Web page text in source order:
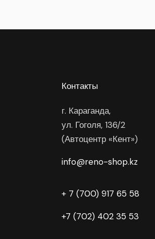
Контакты
г. Караганда,
ул. Гоголя, 136/2
(Автоцентр «Кент»)
info@reno-shop.kz
+ 7 (700) 917 65 58
+7 (702) 402 35 53